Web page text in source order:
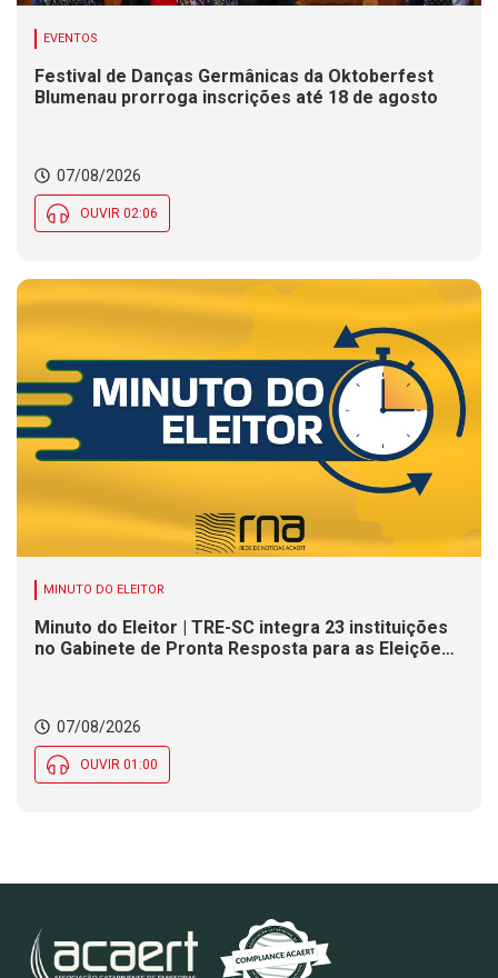
EVENTOS
Festival de Danças Germânicas da Oktoberfest
Blumenau prorroga inscrições até 18 de agosto
07/08/2026
OUVIR 02:06
MINUTO DO ELEITOR
Minuto do Eleitor | TRE-SC integra 23 instituições
no Gabinete de Pronta Resposta para as Eleições
07/08/2026
OUVIR 01:00